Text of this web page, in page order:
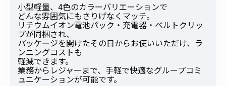
小型軽量、4色のカラーバリエーションで
どんな雰囲気にもさりげなくマッチ。
リチウムイオン電池パック・充電器・ベルトクリッ
プが同梱され、
パッケージを開けたその日からお使いいただけ、ラ
ンニングコストも
軽減できます。
業務からレジャーまで、手軽で快適なグループコミ
ュニケーションが可能です。